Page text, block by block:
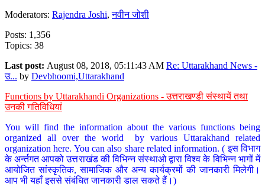
Moderators: Rajendra Joshi,नवीन जोशी
Posts: 1,356
Topics: 38
Last post: August 08, 2018, 05:11:43 AM Re: Uttarakhand News -
उ... by Devbhoomi,Uttarakhand
Functions by Uttarakhandi Organizations - उत्तराखण्डी संस्थायें तथा
उनकी गतिविधियां
You will find the information about the various functions being
organized all over the world by various Uttarakhand related
organization here. You can also share related information. ( इस विभाग
के अर्न्तगत आपको उत्तराखंड की विभिन्न संस्थाओ द्वारा विश्व के विभिन्न भागों में
आयोजित सांस्कृतिक, सामाजिक और अन्य कार्यक्रमों की जानकारी मिलेगी।
आप भी यहाँ इससे संबंधित जानकारी डाल सकते हैं।)